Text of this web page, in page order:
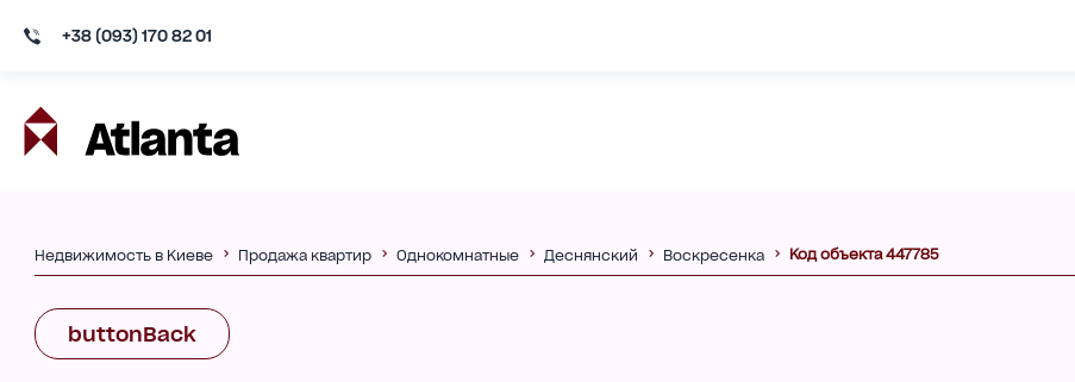
+38 (093) 170 82 01
Недвижимость в Киеве Продажа квартир Однокомнатные Деснянский Воскресенка Код объекта 447785
buttonBack